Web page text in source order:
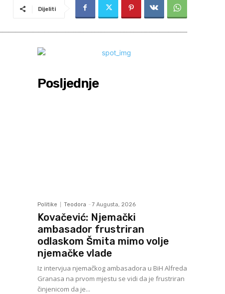
Dijeliti
Posljednje
Politike Teodora - 7 Augusta, 2026
Kovačević: Njemački
ambasador frustriran
odlaskom Šmita mimo volje
njemačke vlade
Iz intervjua njemačkog ambasadora u BiH Alfreda
Granasa na prvom mjestu se vidi da je frustriran
činjenicom da je...